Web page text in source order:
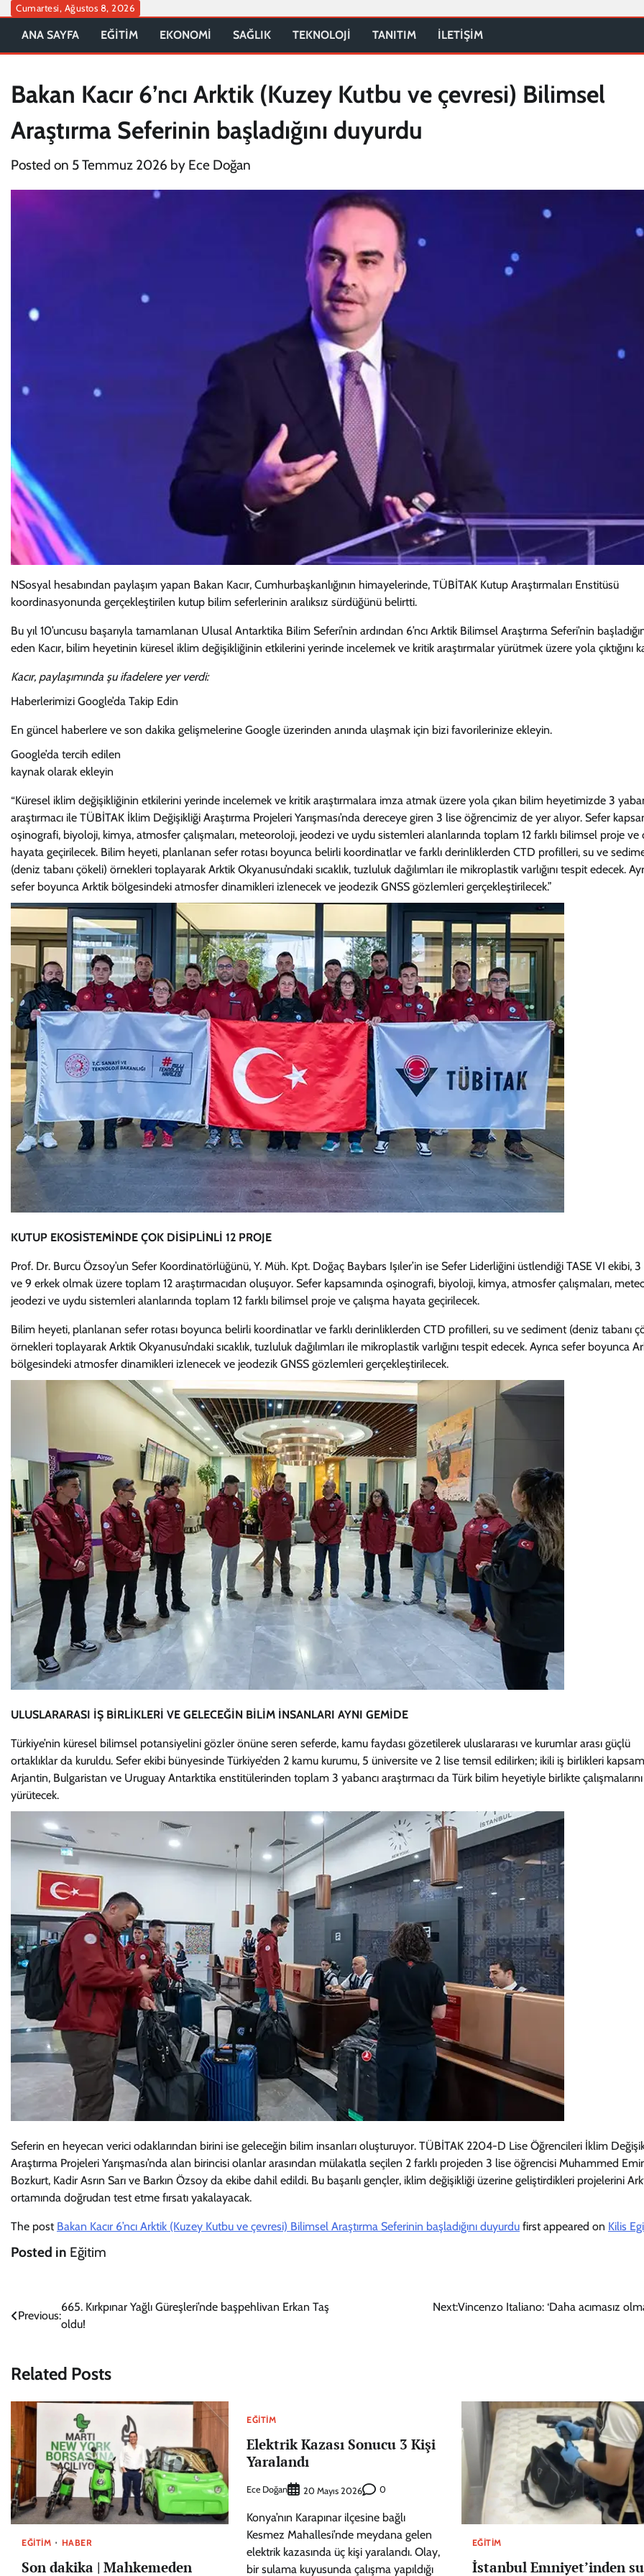
Skip
content
Cumartesi, Ağustos 8, 2026
ANA SAYFA EĞİTİM EKONOMİ SAĞLIK TEKNOLOJİ TANITIM İLETİŞİM
Bakan Kacır 6’ncı Arktik (Kuzey Kutbu ve çevresi) Bilimsel
Araştırma Seferinin başladığını duyurdu
Posted on 5 Temmuz 2026 by Ece Doğan
NSosyal hesabından paylaşım yapan Bakan Kacır, Cumhurbaşkanlığının himayelerinde, TÜBİTAK Kutup Araştırmaları Enstitüsü
koordinasyonunda gerçekleştirilen kutup bilim seferlerinin aralıksız sürdüğünü belirtti.
Bu yıl 10’uncusu başarıyla tamamlanan Ulusal Antarktika Bilim Seferi’nin ardından 6’ncı Arktik Bilimsel Araştırma Seferi’nin
eden Kacır, bilim heyetinin küresel iklim değişikliğinin etkilerini yerinde incelemek ve kritik araştırmalar yürütmek üzere yola çıktığını
Kacır, paylaşımında şu ifadelere yer verdi:
Haberlerimizi Google’da Takip Edin
En güncel haberlere ve son dakika gelişmelerine Google üzerinden anında ulaşmak için bizi favorilerinize ekleyin.
Google’da tercih edilen
kaynak olarak ekleyin
“Küresel iklim değişikliğinin etkilerini yerinde incelemek ve kritik araştırmalara imza atmak üzere yola çıkan bilim heyetimizde 3
araştırmacı ile TÜBİTAK İklim Değişikliği Araştırma Projeleri Yarışması’nda dereceye giren 3 lise öğrencimiz de yer alıyor. Sefer
oşinografi, biyoloji, kimya, atmosfer çalışmaları, meteoroloji, jeodezi ve uydu sistemleri alanlarında toplam 12 farklı bilimsel proje ve
hayata geçirilecek. Bilim heyeti, planlanan sefer rotası boyunca belirli koordinatlar ve farklı derinliklerden CTD profilleri, su ve
(deniz tabanı çökeli) örnekleri toplayarak Arktik Okyanusu’ndaki sıcaklık, tuzluluk dağılımları ile mikroplastik varlığını tespit edecek.
sefer boyunca Arktik bölgesindeki atmosfer dinamikleri izlenecek ve jeodezik GNSS gözlemleri gerçekleştirilecek.”
KUTUP EKOSİSTEMİNDE ÇOK DİSİPLİNLİ 12 PROJE
Prof. Dr. Burcu Özsoy’un Sefer Koordinatörlüğünü, Y. Müh. Kpt. Doğaç Baybars Işıler’in ise Sefer Liderliğini üstlendiği TASE VI ekibi, 3
ve 9 erkek olmak üzere toplam 12 araştırmacıdan oluşuyor. Sefer kapsamında oşinografi, biyoloji, kimya, atmosfer çalışmaları,
jeodezi ve uydu sistemleri alanlarında toplam 12 farklı bilimsel proje ve çalışma hayata geçirilecek.
Bilim heyeti, planlanan sefer rotası boyunca belirli koordinatlar ve farklı derinliklerden CTD profilleri, su ve sediment (deniz tabanı
örnekleri toplayarak Arktik Okyanusu’ndaki sıcaklık, tuzluluk dağılımları ile mikroplastik varlığını tespit edecek. Ayrıca sefer boyunca
bölgesindeki atmosfer dinamikleri izlenecek ve jeodezik GNSS gözlemleri gerçekleştirilecek.
ULUSLARARASI İŞ BİRLİKLERİ VE GELECEĞİN BİLİM İNSANLARI AYNI GEMİDE
Türkiye’nin küresel bilimsel potansiyelini gözler önüne seren seferde, kamu faydası gözetilerek uluslararası ve kurumlar arası güçlü
ortaklıklar da kuruldu. Sefer ekibi bünyesinde Türkiye’den 2 kamu kurumu, 5 üniversite ve 2 lise temsil edilirken; ikili iş birlikleri
Arjantin, Bulgaristan ve Uruguay Antarktika enstitülerinden toplam 3 yabancı araştırmacı da Türk bilim heyetiyle birlikte çalışmalarını
yürütecek.
Seferin en heyecan verici odaklarından birini ise geleceğin bilim insanları oluşturuyor. TÜBİTAK 2204-D Lise Öğrencileri İklim
Araştırma Projeleri Yarışması’nda alan birincisi olanlar arasından mülakatla seçilen 2 farklı projeden 3 lise öğrencisi Muhammed
Bozkurt, Kadir Asrın Sarı ve Barkın Özsoy da ekibe dahil edildi. Bu başarılı gençler, iklim değişikliği üzerine geliştirdikleri projelerini
ortamında doğrudan test etme fırsatı yakalayacak.
The post Bakan Kacır 6’ncı Arktik (Kuzey Kutbu ve çevresi) Bilimsel Araştırma Seferinin başladığını duyurdu first appeared on Kilis
Posted in Eğitim
Yazı
gezinmesi
Previous:
665. Kırkpınar Yağlı Güreşleri’nde başpehlivan Erkan Taş
oldu!
Next:Vincenzo Italiano: ‘Daha acımasız
Related Posts
EĞITIM HABER
Son dakika | Mahkemeden
EĞITIM
Elektrik Kazası Sonucu 3 Kişi
Yaralandı
Ece Doğan 20 Mayıs 2026 0
Konya’nın Karapınar ilçesine bağlı
Kesmez Mahallesi’nde meydana gelen
elektrik kazasında üç kişi yaralandı. Olay,
bir sulama kuyusunda çalışma yapıldığı
EĞITIM
İstanbul Emniyet’inden